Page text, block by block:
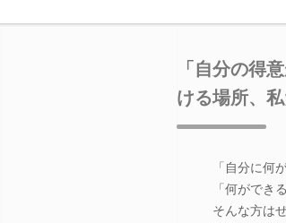
「自分の得
ける場所、
「自分に何
「何ができ
そんな方は